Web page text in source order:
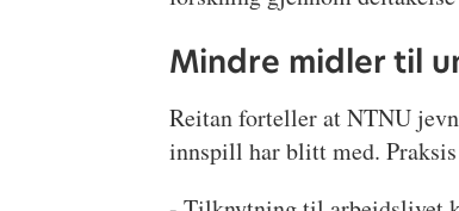
Mindre midler til
Reitan forteller at NTNU
innspill har blitt med. Praksis